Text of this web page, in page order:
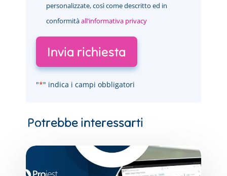
"*" indica i campi obbligatori
personalizzate, così come descritto ed in
conformitàall’informativa privacy
Forbes
nomina